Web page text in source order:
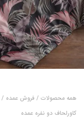
همه محصولات / فروش عمده /
کاورلحاف دو نفره عمده